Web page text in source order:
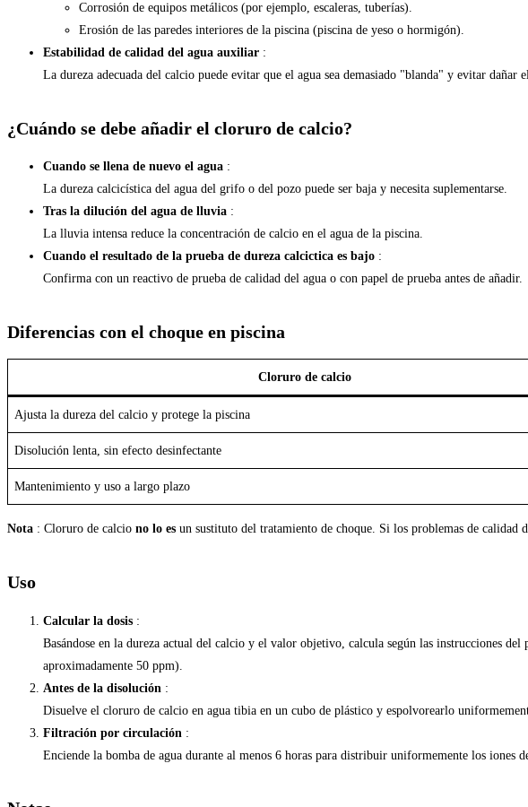
Corrosión de equipos metálicos (por ejemplo, escaleras, tuberías).
Erosión de las paredes interiores de la piscina (piscina de yeso o hormigón).
Estabilidad de calidad del agua auxiliar :
La dureza adecuada del calcio puede evitar que el agua sea demasiado "blanda" y evitar
¿Cuándo se debe añadir el cloruro de calcio?
Cuando se llena de nuevo el agua :
La dureza calcicística del agua del grifo o del pozo puede ser baja y necesita suplementarse.
Tras la dilución del agua de lluvia :
La lluvia intensa reduce la concentración de calcio en el agua de la piscina.
Cuando el resultado de la prueba de dureza calcictica es bajo :
Confirma con un reactivo de prueba de calidad del agua o con papel de prueba antes de añadir.
Diferencias con el choque en piscina
Cloruro de calcio
Ajusta la dureza del calcio y protege la piscina
Disolución lenta, sin efecto desinfectante
Mantenimiento y uso a largo plazo
Nota : Cloruro de calcio no lo es un sustituto del tratamiento de choque. Si los problemas de calidad
Uso
Calcular la dosis :
Basándose en la dureza actual del calcio y el valor objetivo, calcula según las instrucciones
aproximadamente 50 ppm).
Antes de la disolución :
Disuelve el cloruro de calcio en agua tibia en un cubo de plástico y espolvorearlo
Filtración por circulación :
Enciende la bomba de agua durante al menos 6 horas para distribuir uniformemente los iones